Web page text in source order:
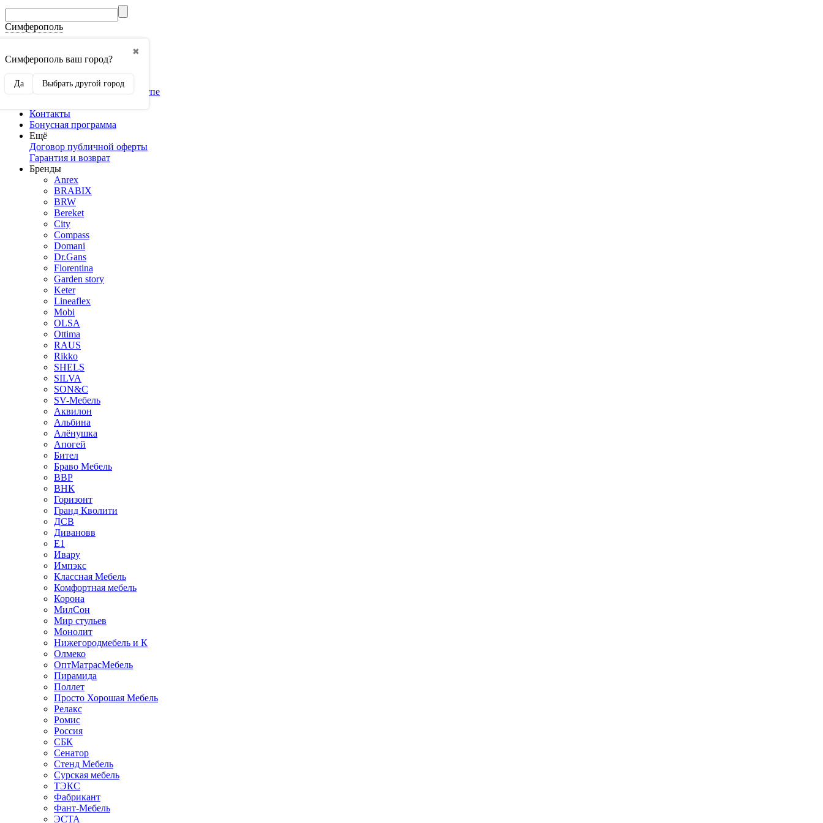
Симферополь
✖
Симферополь ваш город?
Да Выбрать другой город
Мебель оптом
Конструктор кухни
Конструктор шкафа-купе
Контакты
Бонусная программа
Ещё
Договор публичной оферты
Гарантия и возврат
Бренды
Anrex
BRABIX
BRW
Bereket
City
Compass
Domani
Dr.Gans
Florentina
Garden story
Keter
Lineaflex
Mobi
OLSA
Ottima
RAUS
Rikko
SHELS
SILVA
SON&C
SV-Мебель
Аквилон
Альбина
Алёнушка
Апогей
Бител
Браво Мебель
ВВР
ВНК
Горизонт
Гранд Кволити
ДСВ
Дивановв
Е1
Ивару
Импэкс
Классная Мебель
Комфортная мебель
Корона
МилСон
Мир стульев
Монолит
Нижегородмебель и К
Олмеко
ОптМатрасМебель
Пирамида
Поллет
Просто Хорошая Мебель
Релакс
Ромис
Россия
СБК
Сенатор
Стенд Мебель
Сурская мебель
ТЭКС
Фабрикант
Фант-Мебель
ЭСТА